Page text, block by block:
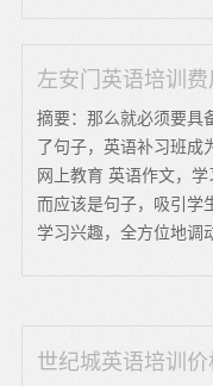
左安门英语培训费
摘要：那么就必须要具
了句子，英语补习班成
网上教育 英语作文，
而应该是句子，吸引学
学习兴趣，全方位地调
世纪城英语培训